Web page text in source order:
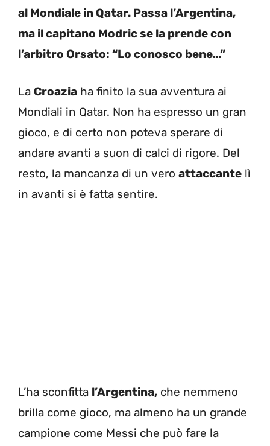
al Mondiale in Qatar. Passa l’Argentina,
ma il capitano Modric se la prende con
l’arbitro Orsato: “Lo conosco bene…”
La Croazia ha finito la sua avventura ai
Mondiali in Qatar. Non ha espresso un gran
gioco, e di certo non poteva sperare di
andare avanti a suon di calci di rigore. Del
resto, la mancanza di un vero attaccante lì
in avanti si è fatta sentire.
L’ha sconfitta l’Argentina, che nemmeno
brilla come gioco, ma almeno ha un grande
campione come Messi che può fare la